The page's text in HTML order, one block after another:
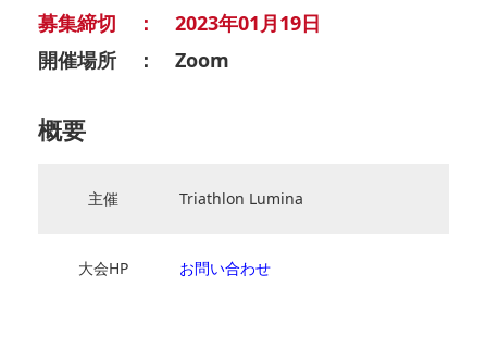
募集締切 ： 2023年01月19日
開催場所 ： Zoom
概要
主催 Triathlon Lumina
大会HP お問い合わせ